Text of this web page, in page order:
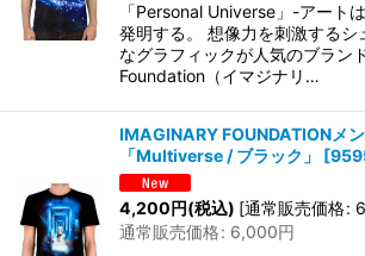
「Personal Universe」-アート
発明する。 想像力を刺激するシ
なグラフィックが人気のブラン
Foundation（イマジナリ…
IMAGINARY FOUNDATIONメ
「Multiverse / ブラック」
[
4,200円(税込) [通常販売価格:
通常販売価格: 6,000円